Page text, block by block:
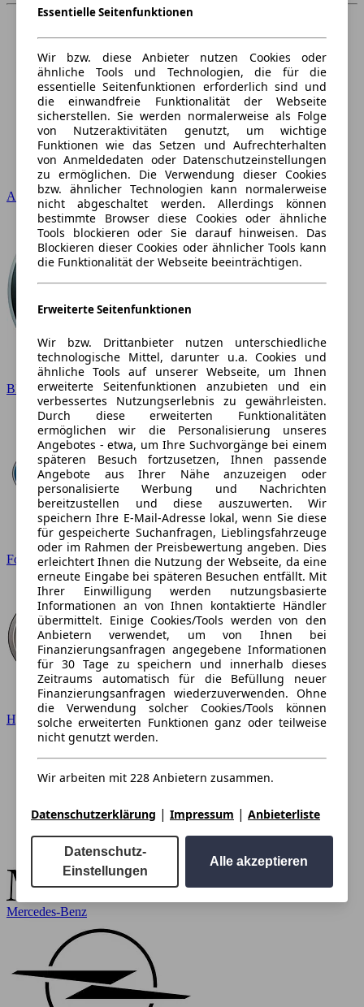
Audi
BMW
Ford
Hyundai
Mercedes-Benz
Essentielle Seitenfunktionen
Wir bzw. diese Anbieter nutzen Cookies oder
ähnliche Tools und Technologien, die für die
essentielle Seitenfunktionen erforderlich sind und
die einwandfreie Funktionalität der Webseite
sicherstellen. Sie werden normalerweise als Folge
von Nutzeraktivitäten genutzt, um wichtige
Funktionen wie das Setzen und Aufrechterhalten
von Anmeldedaten oder Datenschutzeinstellungen
zu ermöglichen. Die Verwendung dieser Cookies
bzw. ähnlicher Technologien kann normalerweise
nicht abgeschaltet werden. Allerdings können
bestimmte Browser diese Cookies oder ähnliche
Tools blockieren oder Sie darauf hinweisen. Das
Blockieren dieser Cookies oder ähnlicher Tools kann
die Funktionalität der Webseite beeinträchtigen.
Erweiterte Seitenfunktionen
Wir bzw. Drittanbieter nutzen unterschiedliche
technologische Mittel, darunter u.a. Cookies und
ähnliche Tools auf unserer Webseite, um Ihnen
erweiterte Seitenfunktionen anzubieten und ein
verbessertes Nutzungserlebnis zu gewährleisten.
Durch diese erweiterten Funktionalitäten
ermöglichen wir die Personalisierung unseres
Angebotes - etwa, um Ihre Suchvorgänge bei einem
späteren Besuch fortzusetzen, Ihnen passende
Angebote aus Ihrer Nähe anzuzeigen oder
personalisierte Werbung und Nachrichten
bereitzustellen und diese auszuwerten. Wir
speichern Ihre E-Mail-Adresse lokal, wenn Sie diese
für gespeicherte Suchanfragen, Lieblingsfahrzeuge
oder im Rahmen der Preisbewertung angeben. Dies
erleichtert Ihnen die Nutzung der Webseite, da eine
erneute Eingabe bei späteren Besuchen entfällt. Mit
Ihrer Einwilligung werden nutzungsbasierte
Informationen an von Ihnen kontaktierte Händler
übermittelt. Einige Cookies/Tools werden von den
Anbietern verwendet, um von Ihnen bei
Finanzierungsanfragen angegebene Informationen
für 30 Tage zu speichern und innerhalb dieses
Zeitraums automatisch für die Befüllung neuer
Finanzierungsanfragen wiederzuverwenden. Ohne
die Verwendung solcher Cookies/Tools können
solche erweiterten Funktionen ganz oder teilweise
nicht genutzt werden.
Wir arbeiten mit 228 Anbietern zusammen.
Datenschutzerklärung | Impressum | Anbieterliste
Datenschutz-
Einstellungen
Alle akzeptieren